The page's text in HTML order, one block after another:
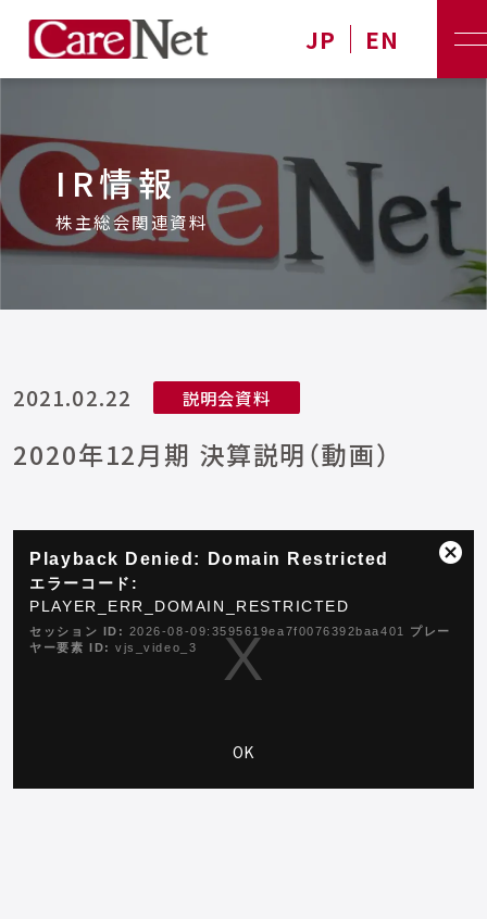
JP EN
IR情報
株主総会関連資料
2021.02.22 説明会資料
2020年12月期 決算説明（動画）
modal
Playback Denied: Domain Restricted
エラーコード:
PLAYER_ERR_DOMAIN_RESTRICTED
セッション ID: 2026-08-09:3595619ea7f0076392baa401 プレー
ヤー要素 ID: vjs_video_3
OK
ダ
閉